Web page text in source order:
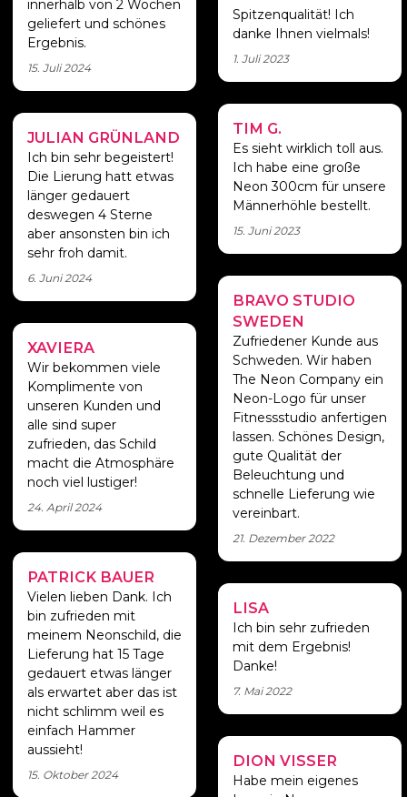
innerhalb von 2 Wochen
geliefert und schönes
Ergebnis.
15. Juli 2024
Cool!
JULIAN GRÜNLAND
Ich bin sehr begeistert!
Die Lierung hatt etwas
länger gedauert
deswegen 4 Sterne
aber ansonsten bin ich
sehr froh damit.
6. Juni 2024
Perfekt!
XAVIERA
Wir bekommen viele
Komplimente von
unseren Kunden und
alle sind super
zufrieden, das Schild
macht die Atmosphäre
noch viel lustiger!
24. April 2024
Dankeschön!
PATRICK BAUER
Vielen lieben Dank. Ich
bin zufrieden mit
meinem Neonschild, die
Lieferung hat 15 Tage
gedauert etwas länger
als erwartet aber das ist
nicht schlimm weil es
einfach Hammer
aussieht!
15. Oktober 2024
Spitzenqualität! Ich
danke Ihnen vielmals!
1. Juli 2023
Dankeschön
TIM G.
Es sieht wirklich toll aus.
Ich habe eine große
Neon 300cm für unsere
Männerhöhle bestellt.
15. Juni 2023
Perfekt
BRAVO STUDIO
SWEDEN
Zufriedener Kunde aus
Schweden. Wir haben
The Neon Company ein
Neon-Logo für unser
Fitnessstudio anfertigen
lassen. Schönes Design,
gute Qualität der
Beleuchtung und
schnelle Lieferung wie
vereinbart.
21. Dezember 2022
Danke für die
Hilfe!
LISA
Ich bin sehr zufrieden
mit dem Ergebnis!
Danke!
7. Mai 2022
Wirklich cool
DION VISSER
Habe mein eigenes